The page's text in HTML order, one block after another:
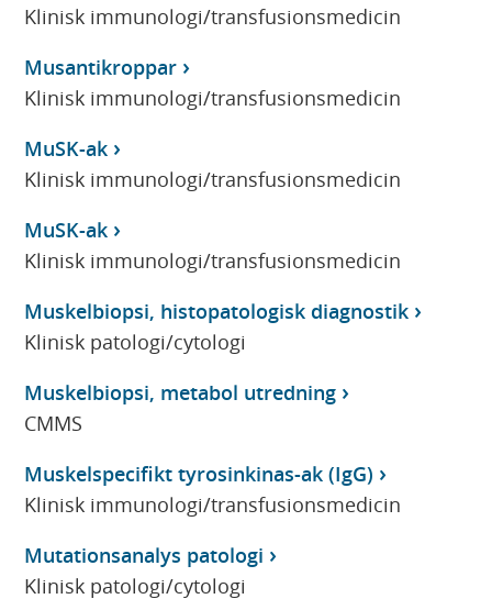
Klinisk immunologi/transfusionsmedicin
Musantikroppar
Klinisk immunologi/transfusionsmedicin
MuSK-ak
Klinisk immunologi/transfusionsmedicin
MuSK-ak
Klinisk immunologi/transfusionsmedicin
Muskelbiopsi, histopatologisk diagnostik
Klinisk patologi/cytologi
Muskelbiopsi, metabol utredning
CMMS
Muskelspecifikt tyrosinkinas-ak (IgG)
Klinisk immunologi/transfusionsmedicin
Mutationsanalys patologi
Klinisk patologi/cytologi